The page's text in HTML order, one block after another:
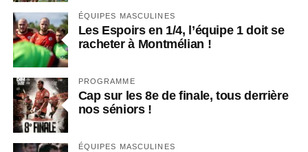
ÉQUIPES MASCULINES
Les Espoirs en 1/4, l’équipe 1 doit se
racheter à Montmélian !
PROGRAMME
Cap sur les 8e de finale, tous derrière
nos séniors !
ÉQUIPES MASCULINES